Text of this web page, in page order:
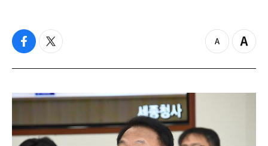
f
c
b
o
k
t
i
t
e
z
o
o
Z
o
i